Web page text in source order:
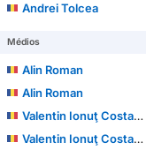
Andrei Tolcea
Médios
Alin Roman
Alin Roman
Valentin Ionuţ Costache
Valentin Ionuţ Costache